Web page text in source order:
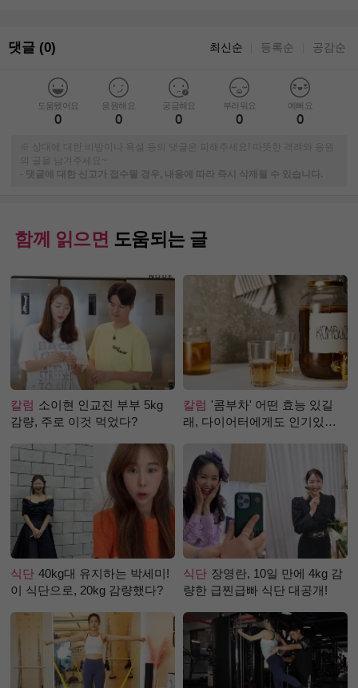
댓글 (0) 최신순 등록순 공감순
도움됐어요
0
응원해요
0
궁금해요
0
부러워요
0
예뻐요
0
※ 상대에 대한 비방이나 욕설 등의 댓글은 피해주세요! 따뜻한 격려와 응원
의 글을 남겨주세요~
-
댓글에 대한 신고가 접수될 경우, 내용에 따라 즉시 삭제될 수 있습니다.
함께 읽으면 도움되는 글
칼럼 소이현 인교진 부부 5kg
감량, 주로 이것 먹었다?
칼럼 '콤부차' 어떤 효능 있길
래, 다이어터에게도 인기있는
식단 40kg대 유지하는 박세미!
이 식단으로, 20kg 감량했다?
식단 장영란, 10일 만에 4kg 감
량한 급찐급빠 식단 대공개!